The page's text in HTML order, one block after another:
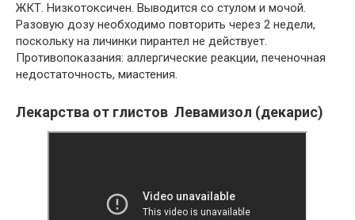
ЖКТ. Низкотоксичен. Выводится со стулом и мочой.
Разовую дозу необходимо повторить через 2 недели,
поскольку на личинки пирантел не действует.
Противопоказания: аллергические реакции, печеночная
недостаточность, миастения.
Лекарства от глистов Левамизол (декарис)